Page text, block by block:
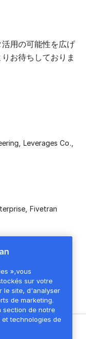
用の可能性を広げ
お待ちしておりま
Leverages Co.,
Fivetran
, Fivetran
»,vous
sur votre
le site, d'analyser
de marketing.
section de notre
et technologies de